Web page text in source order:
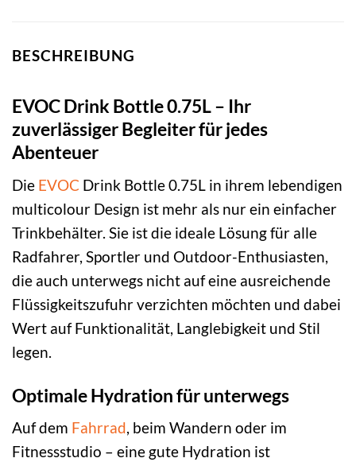
BESCHREIBUNG
EVOC Drink Bottle 0.75L – Ihr
zuverlässiger Begleiter für jedes
Abenteuer
Die EVOC Drink Bottle 0.75L in ihrem lebendigen
multicolour Design ist mehr als nur ein einfacher
Trinkbehälter. Sie ist die ideale Lösung für alle
Radfahrer, Sportler und Outdoor-Enthusiasten,
die auch unterwegs nicht auf eine ausreichende
Flüssigkeitszufuhr verzichten möchten und dabei
Wert auf Funktionalität, Langlebigkeit und Stil
legen.
Optimale Hydration für unterwegs
Auf dem Fahrrad, beim Wandern oder im
Fitnessstudio – eine gute Hydration ist